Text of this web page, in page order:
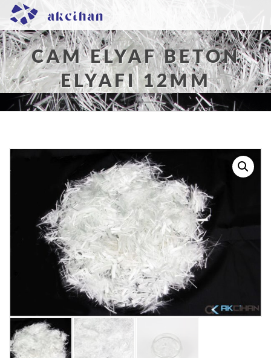
CAM ELYAF BETON
ELYAFI 12MM
Elyafı/ Cam Elyaf Beton Elyafı 12mm